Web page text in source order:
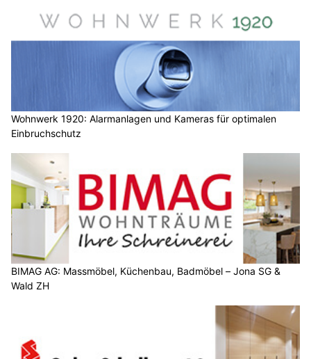
Wohnwerk 1920: Alarmanlagen und Kameras für optimalen
Einbruchschutz
BIMAG AG: Massmöbel, Küchenbau, Badmöbel – Jona SG &
Wald ZH